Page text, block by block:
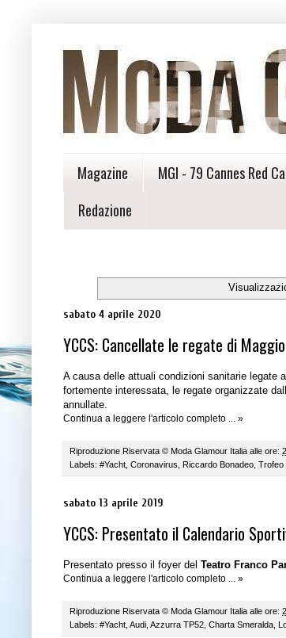
Magazine MGI - 79 Cannes Red
Redazione
sabato 4 aprile 2020
YCCS: Cancellate le regate di
A causa delle attuali condizioni sanitarie legate
fortemente interessata, le regate organizzate
annullate.
Continua a leggere l'articolo completo ... »
Riproduzione Riservata © Moda Glamour Italia alle ore:
Labels: #Yacht Coronavirus Riccardo Bonadeo Trofeo
sabato 13 aprile 2019
YCCS: Presentato il Calendario
Presentato presso il foyer del Teatro Franco
Continua a leggere l'articolo completo ... »
Riproduzione Riservata © Moda Glamour Italia alle ore:
Labels: #Yacht, Audi, Azzurra TP52, Charta Smeralda,